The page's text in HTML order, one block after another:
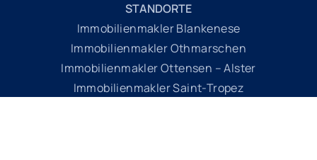
STANDORTE
Immobilienmakler Blankenese
Immobilienmakler Othmarschen
Immobilienmakler Ottensen – Alster
Immobilienmakler Saint-Tropez